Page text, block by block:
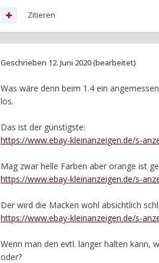
Zitieren
Geschrieben 12. Juni 2020(bearbeitet)
Was wäre denn beim 1.4 ein
los.
Das ist der günstigste:
https://www.ebay-kleinanzeigen.de/s-
Mag zwar helle Farben aber orange ist
https://www.ebay-kleinanzeigen.de/s-
Der wird die Macken wohl absichtlich
https://www.ebay-kleinanzeigen.de/s-
Wenn man den evtl. länger halten kann,
oder?